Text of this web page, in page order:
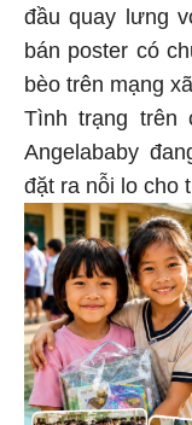
đầu quay lưng
bán poster có
bèo trên mạng
Tình trạng trên
Angelababy
đặt ra nỗi lo cho